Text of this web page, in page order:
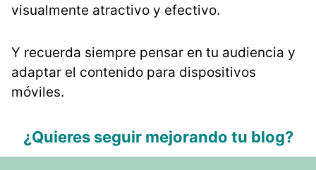
visualmente atractivo y efectivo.
Y recuerda siempre pensar en tu audiencia y
adaptar el contenido para dispositivos
móviles.
¿Quieres seguir mejorando tu blog?